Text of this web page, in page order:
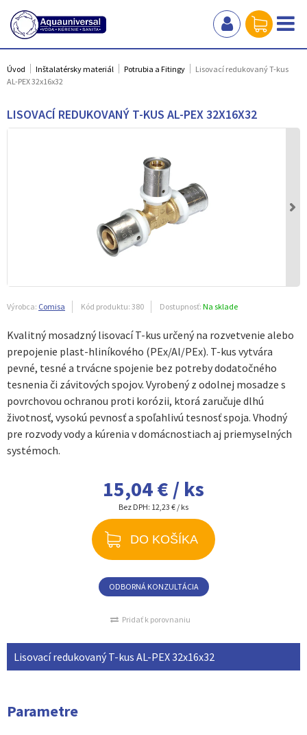
Úvod Inštalatérsky materiál Potrubia a Fitingy
Lisovací redukovaný T-kus
AL-PEX 32x16x32
LISOVACÍ REDUKOVANÝ T-KUS AL-PEX 32X16X32
Výrobca: Comisa Kód produktu: 380 Dostupnosť: Na sklade
Kvalitný mosadzný lisovací T-kus určený na rozvetvenie alebo
prepojenie plast-hliníkového (PEx/Al/PEx). T-kus vytvára
pevné, tesné a trvácne spojenie bez potreby dodatočného
tesnenia či závitových spojov. Vyrobený z odolnej mosadze s
povrchovou ochranou proti korózii, ktorá zaručuje dlhú
životnosť, vysokú pevnosť a spoľahlivú tesnosť spoja. Vhodný
pre rozvody vody a kúrenia v domácnostiach aj priemyselných
systémoch.
15,04 € / ks
Bez DPH: 12,23 € / ks
DO KOŠÍKA
ODBORNÁ KONZULTÁCIA
Pridať k porovnaniu
Lisovací redukovaný T-kus AL-PEX 32x16x32
Parametre